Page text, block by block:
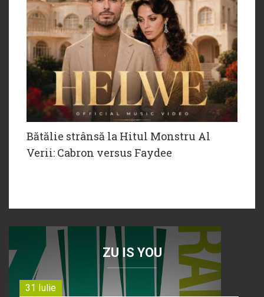
Bătălie strânsă la Hitul Monstru Al
Verii: Cabron versus Faydee
ZU IS YOU
31 Iulie